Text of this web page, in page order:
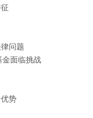
问题
面临挑战
势